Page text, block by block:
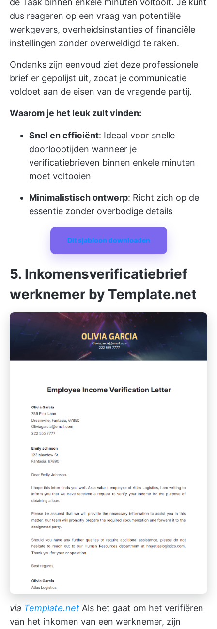
de Taak binnen enkele minuten voltooit. Je kunt
dus reageren op een vraag van potentiële
werkgevers, overheidsinstanties of financiële
instellingen zonder overweldigd te raken.
Ondanks zijn eenvoud ziet deze professionele
brief er gepolijst uit, zodat je communicatie
voldoet aan de eisen van de vragende partij.
Waarom je het leuk zult vinden:
Snel en efficiënt: Ideaal voor snelle
doorlooptijden wanneer je
verificatiebrieven binnen enkele minuten
moet voltooien
Minimalistisch ontwerp: Richt zich op de
essentie zonder overbodige details
Dit sjabloon downloaden
5. Inkomensverificatiebrief
werknemer by Template.net
via Template.net Als het gaat om het verifiëren
van het inkomen van een werknemer, zijn